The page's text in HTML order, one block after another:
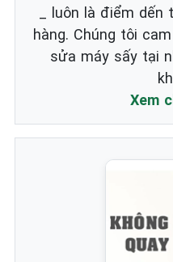
_ luôn là điểm
hàng. Chúng tôi
sửa máy sấy tại
Xem